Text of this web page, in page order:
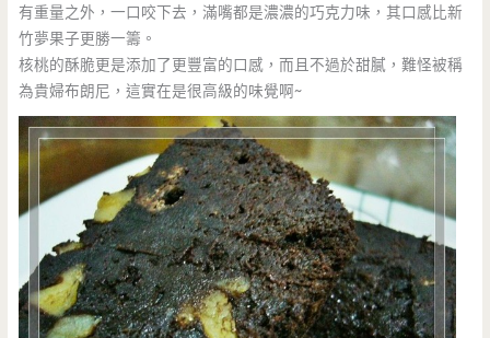
有重量之外，一口咬下去，滿嘴都是濃濃的巧克力味，其口感比新
竹夢果子更勝一籌。
核桃的酥脆更是添加了更豐富的口感，而且不過於甜膩，難怪被稱
為貴婦布朗尼，這實在是很高級的味覺啊~